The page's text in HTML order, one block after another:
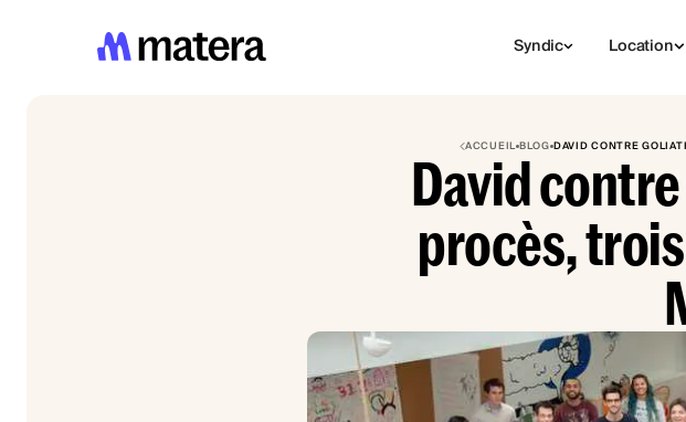
Syndic Location
ACCUEILBLOG DAVID CONTRE
David
procès,